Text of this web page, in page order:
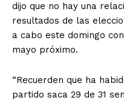
dijo que no hay una
resultados de las
a cabo este domingo
mayo próximo.
“Recuerden que ha
partido saca 29 de 31